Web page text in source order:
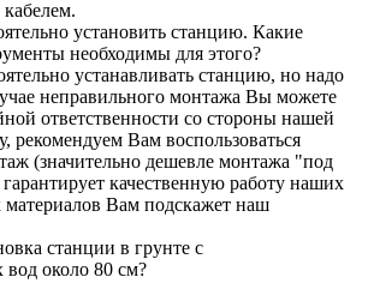
установить станцию. Какие
необходимы для этого?
устанавливать станцию, но надо
неправильного монтажа Вы можете
ответственности со стороны нашей
рекомендуем Вам воспользоваться
(значительно дешевле монтажа "под
качественную работу наших
материалов Вам подскажет наш
станции в грунте с
около 80 см?